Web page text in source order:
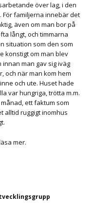
över lag, i den
För familjerna innebär det
även om man bor på
långt, och timmarna
situation som den som
konstigt om man blev
man gav sig iväg
och när man kom hem
och ute. Huset hade
var hungriga, trötta m.m.
ett faktum som
alltid ruggigt inomhus
mer.